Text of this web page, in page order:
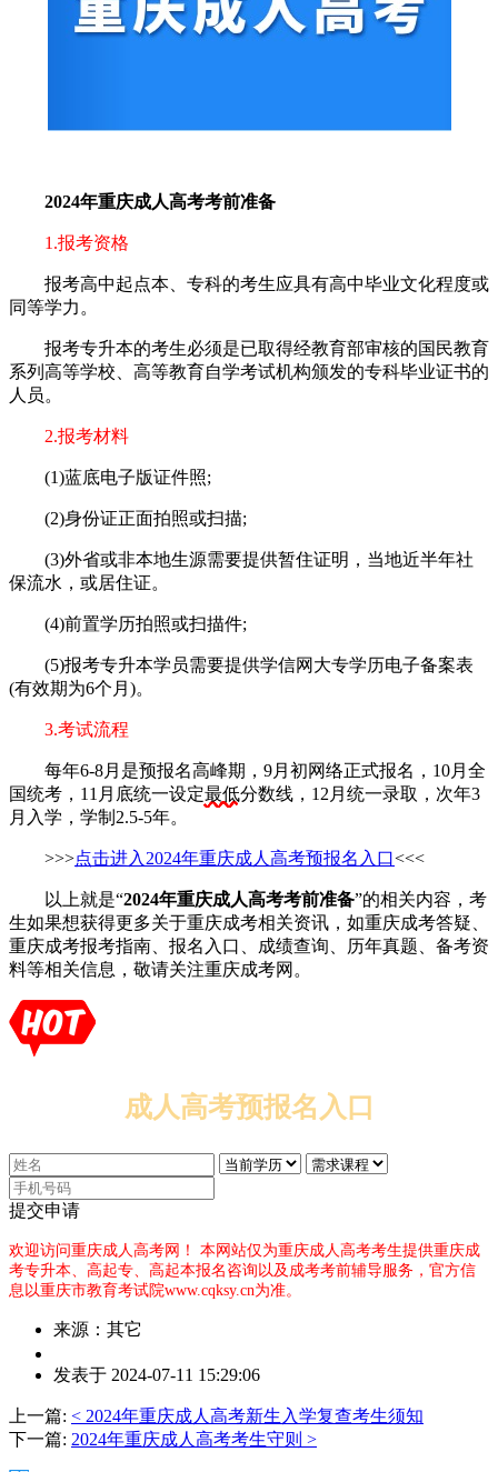
2024年重庆成人高考考前准备
1.报考资格
报考高中起点本、专科的考生应具有高中毕业文化程度或
同等学力。
报考专升本的考生必须是已取得经教育部审核的国民教育
系列高等学校、高等教育自学考试机构颁发的专科毕业证书的
人员。
2.报考材料
(1)蓝底电子版证件照;
(2)身份证正面拍照或扫描;
(3)外省或非本地生源需要提供暂住证明，当地近半年社
保流水，或居住证。
(4)前置学历拍照或扫描件;
(5)报考专升本学员需要提供学信网大专学历电子备案表
(有效期为6个月)。
3.考试流程
每年6-8月是预报名高峰期，9月初网络正式报名，10月全
国统考，11月底统一设定最低分数线，12月统一录取，次年3
月入学，学制2.5-5年。
>>>点击进入2024年重庆成人高考预报名入口<<<
以上就是“2024年重庆成人高考考前准备”的相关内容，考
生如果想获得更多关于重庆成考相关资讯，如重庆成考答疑、
重庆成考报考指南、报名入口、成绩查询、历年真题、备考资
料等相关信息，敬请关注重庆成考网。
成人高考预报名入口
提交申请
欢迎访问重庆成人高考网！ 本网站仅为重庆成人高考考生提供重庆成
考专升本、高起专、高起本报名咨询以及成考考前辅导服务，官方信
息以重庆市教育考试院www.cqksy.cn为准。
来源：其它
者：
老
师
发表于 2024-07-11 15:29:06
上一篇: < 2024年重庆成人高考新生入学复查考生须知
下一篇: 2024年重庆成人高考考生守则 >